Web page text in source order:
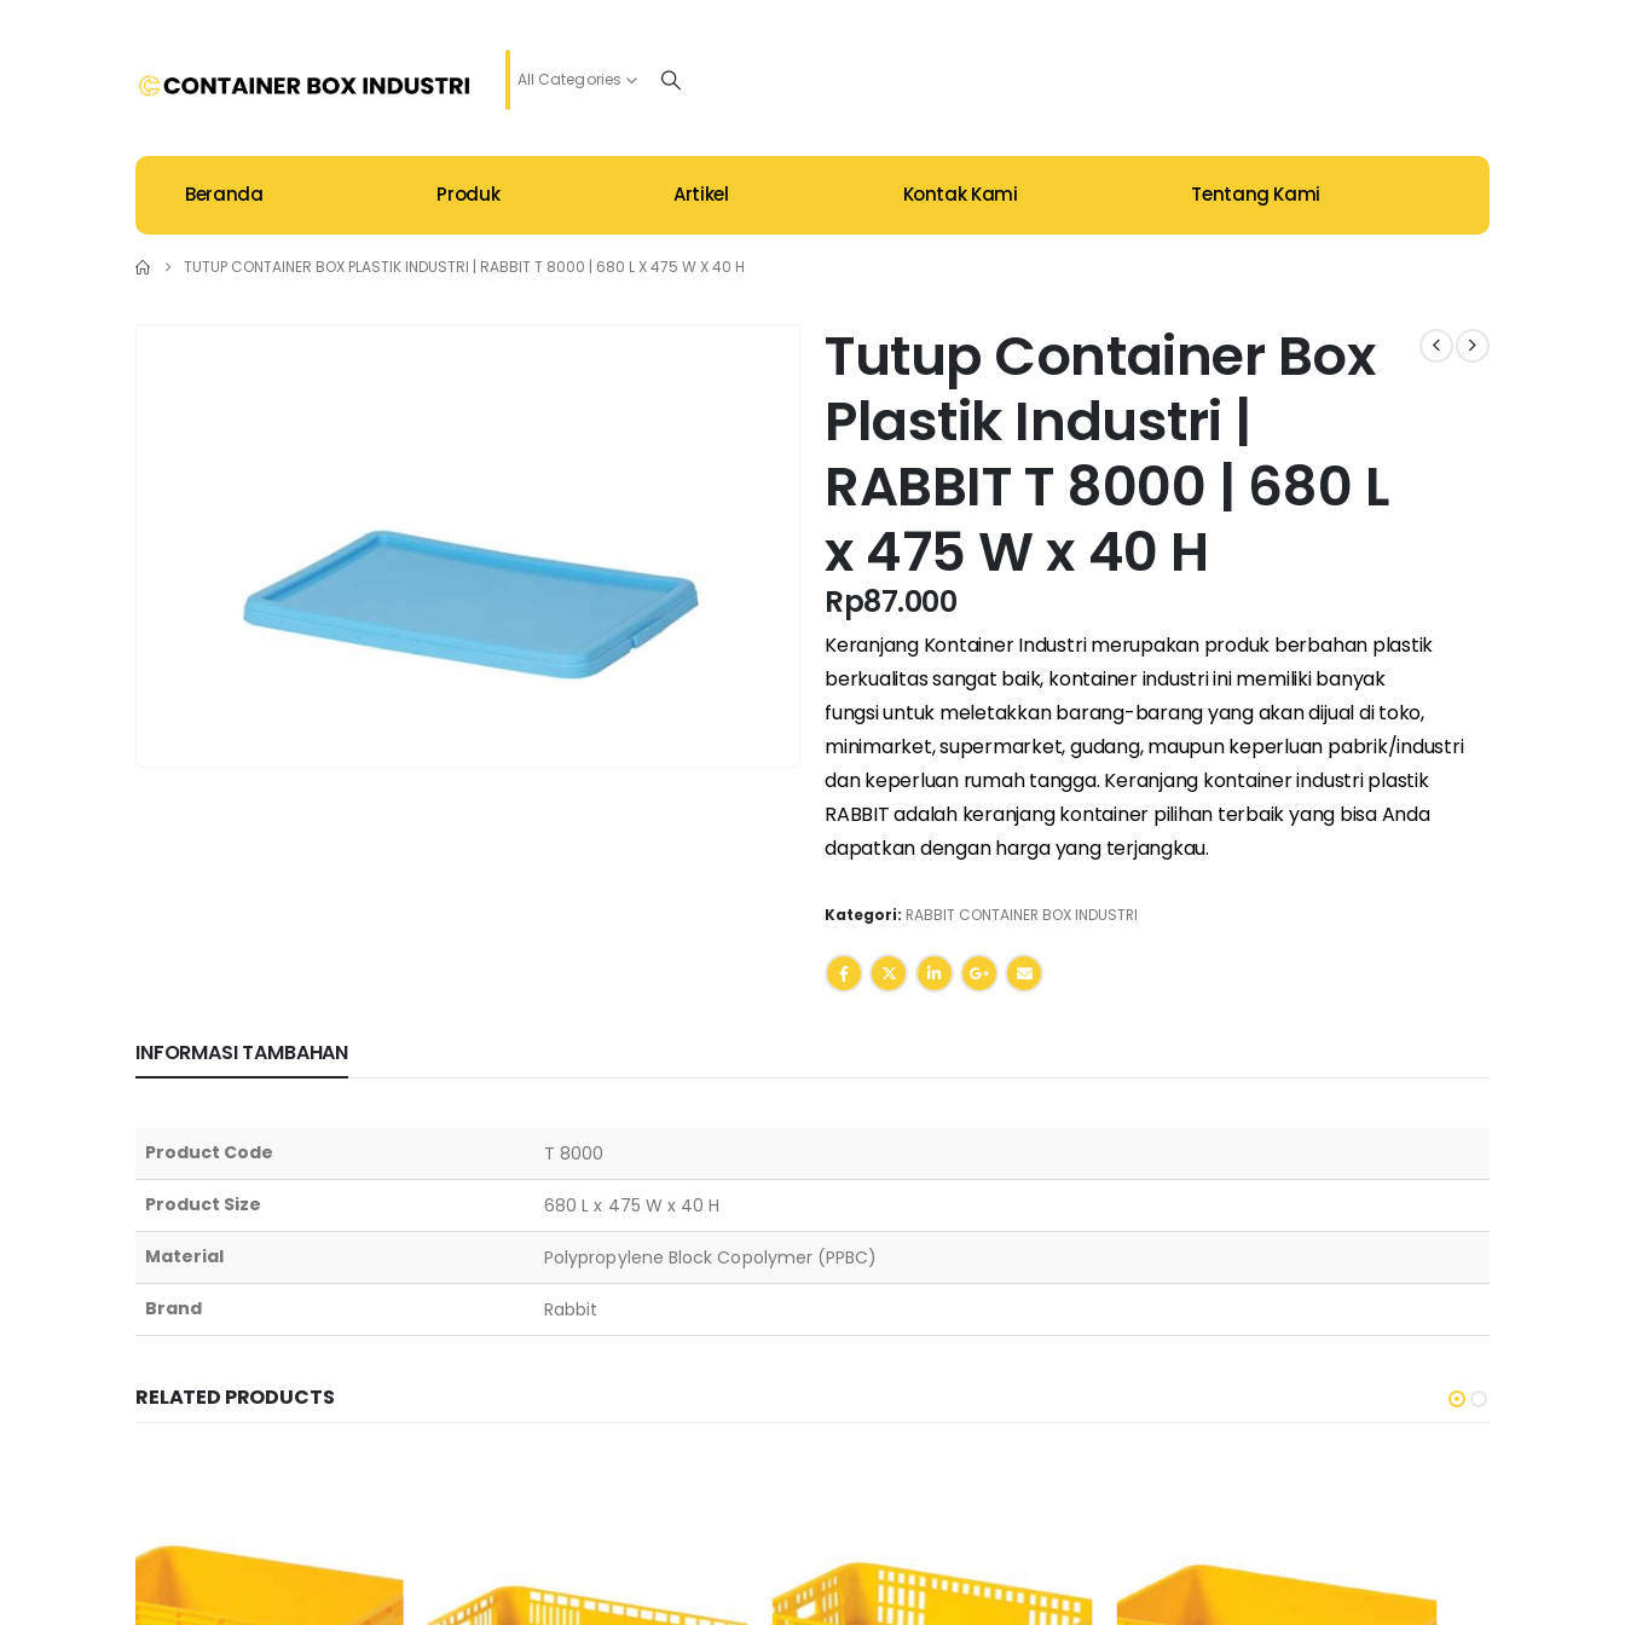
All Categories
Beranda Produk Artikel Kontak Kami Tentang Kami
TUTUP CONTAINER BOX PLASTIK INDUSTRI | RABBIT T 8000 | 680 L X 475 W X 40 H
Tutup Container Box
Plastik Industri |
RABBIT T 8000 | 680 L
x 475 W x 40 H
Rp87.000
Keranjang Kontainer Industri merupakan produk berbahan plastik
berkualitas sangat baik, kontainer industri ini memiliki banyak
fungsi untuk meletakkan barang-barang yang akan dijual di toko,
minimarket, supermarket, gudang, maupun keperluan pabrik/industri
dan keperluan rumah tangga. Keranjang kontainer industri plastik
RABBIT adalah keranjang kontainer pilihan terbaik yang bisa Anda
dapatkan dengan harga yang terjangkau.
Kategori: RABBIT CONTAINER BOX INDUSTRI
INFORMASI TAMBAHAN
Product Code T 8000
Product Size 680 L x 475 W x 40 H
Material Polypropylene Block Copolymer (PPBC)
Brand Rabbit
RELATED PRODUCTS